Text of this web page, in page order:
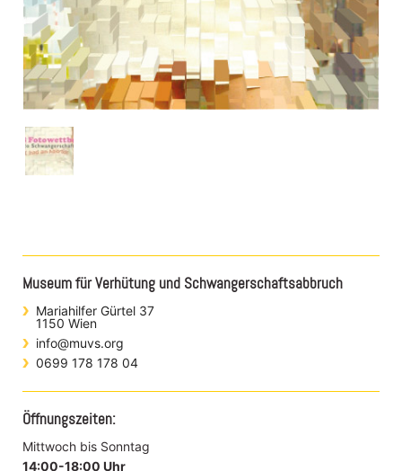
Museum für Verhütung und Schwangerschaftsabbruch
Mariahilfer Gürtel 37
1150 Wien
info@muvs.org
0699 178 178 04
Öffnungszeiten:
Mittwoch bis Sonntag
14:00-18:00 Uhr